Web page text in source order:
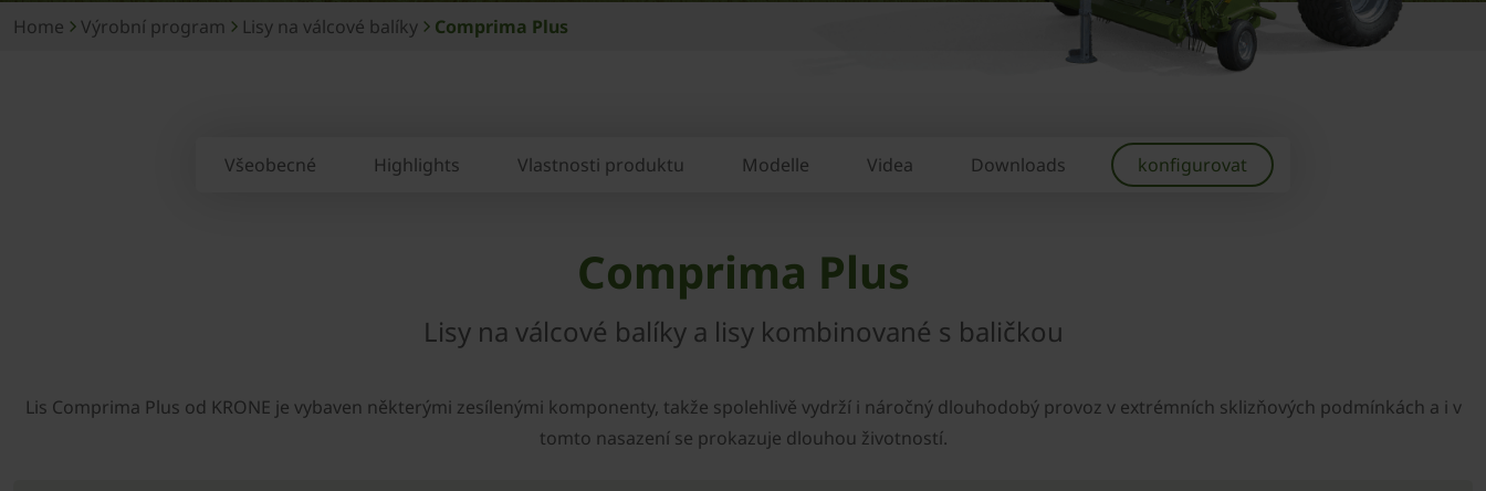
Home Výrobní program Lisy na válcové balíky Comprima Plus
Všeobecné Highlights Vlastnosti produktu Modelle Videa Downloads konfigurovat
Comprima Plus
Lisy na válcové balíky a lisy kombinované s baličkou
Lis Comprima Plus od ­KRONE je vybaven některými zesílenými komponenty, takže spolehlivě vydrží i náročný dlouhodobý provoz v extrémních sklizňových podmínkách a i v
tomto nasazení se prokazuje dlouhou životností.